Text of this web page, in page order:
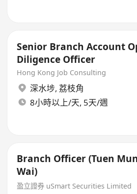
Senior Branch Account
Diligence Officer
Hong Kong Job Consulting
深水埗, 荔枝角
8小時以上/天, 5天/週
Branch Officer (Tuen
Wai)
盈立證券 uSmart Securities Limited